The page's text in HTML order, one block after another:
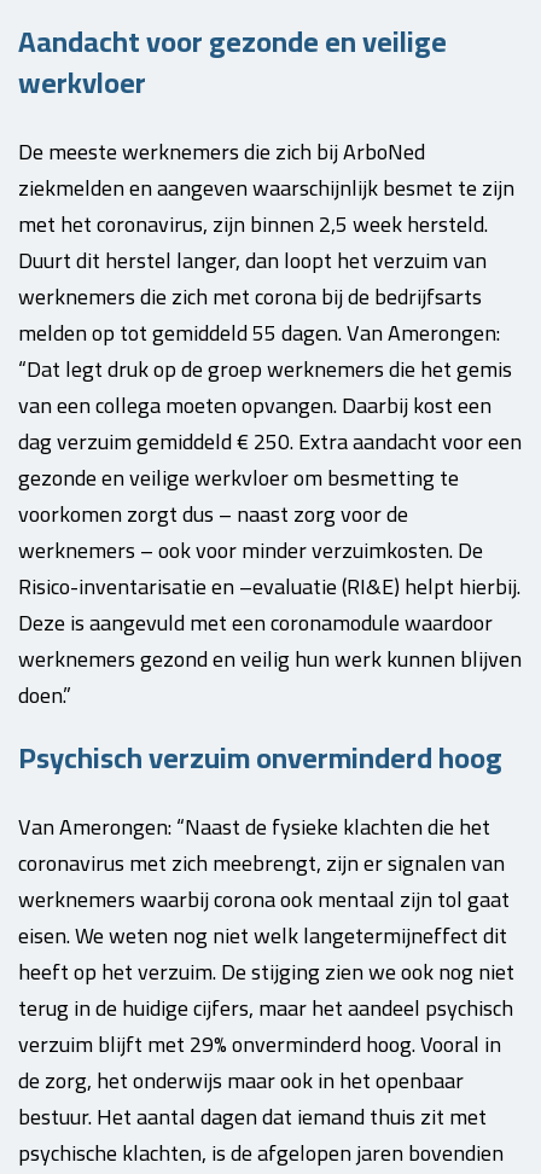
Aandacht voor gezonde en veilige
werkvloer
De meeste werknemers die zich bij ArboNed
ziekmelden en aangeven waarschijnlijk besmet te zijn
met het coronavirus, zijn binnen 2,5 week hersteld.
Duurt dit herstel langer, dan loopt het verzuim van
werknemers die zich met corona bij de bedrijfsarts
melden op tot gemiddeld 55 dagen. Van Amerongen:
“Dat legt druk op de groep werknemers die het gemis
van een collega moeten opvangen. Daarbij kost een
dag verzuim gemiddeld € 250. Extra aandacht voor een
gezonde en veilige werkvloer om besmetting te
voorkomen zorgt dus – naast zorg voor de
werknemers – ook voor minder verzuimkosten. De
Risico-inventarisatie en –evaluatie (RI&E) helpt hierbij.
Deze is aangevuld met een coronamodule waardoor
werknemers gezond en veilig hun werk kunnen blijven
doen.”
Psychisch verzuim onverminderd hoog
Van Amerongen: “Naast de fysieke klachten die het
coronavirus met zich meebrengt, zijn er signalen van
werknemers waarbij corona ook mentaal zijn tol gaat
eisen. We weten nog niet welk langetermijneffect dit
heeft op het verzuim. De stijging zien we ook nog niet
terug in de huidige cijfers, maar het aandeel psychisch
verzuim blijft met 29% onverminderd hoog. Vooral in
de zorg, het onderwijs maar ook in het openbaar
bestuur. Het aantal dagen dat iemand thuis zit met
psychische klachten, is de afgelopen jaren bovendien